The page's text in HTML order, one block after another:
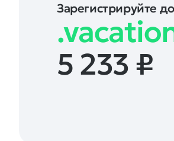
Зарегистрируйте
5 233 ₽